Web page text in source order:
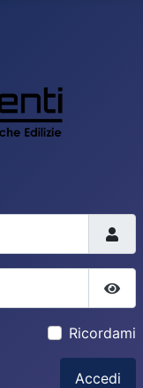
Ricordami
Accedi